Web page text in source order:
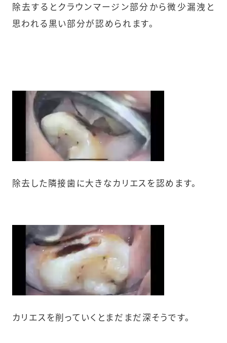
除去するとクラウンマージン部分から微少漏洩と
思われる黒い部分が認められます。
除去した隣接歯に大きなカリエスを認めます。
カリエスを削っていくとまだまだ深そうです。